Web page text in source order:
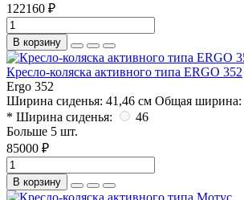
122160 ₽
В корзину
Кресло-коляска активного типа ERGO 352
Ergo 352
Ширина cиденья: 41,46 см Общая ширина:
* Ширина сиденья:
46
Больше 5 шт.
85000 ₽
В корзину